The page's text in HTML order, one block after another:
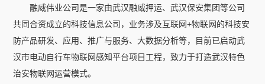
融威伟业公司是一家由武汉融威押运、武汉保安集团等公司
共同合资成立的科技信息公司，业务涉及互联网+物联网的科技安
防产品研发、应用、推广与服务、大数据分析等，目前已启动武
汉市电动自行车物联网感知平台项目工程，致力于打造武汉特色
治安物联网运营模式。